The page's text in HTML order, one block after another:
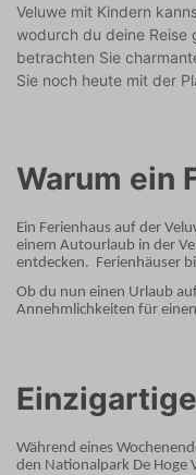
Veluwe mit Kindern
wodurch du deine Reise
betrachten Sie
Sie noch heute mit der
Warum ein
Ein Ferienhaus auf der
einem Autourlaub in der
entdecken. Ferienhäuser
Ob du nun einen Urlaub
Annehmlichkeiten für
Während eines
den Nationalpark De Hoge